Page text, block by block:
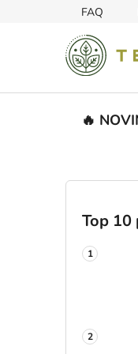
FAQ
🔥
Top